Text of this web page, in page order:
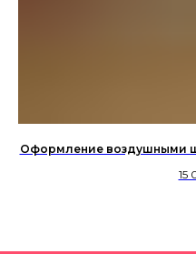
Оформление воздушными
15